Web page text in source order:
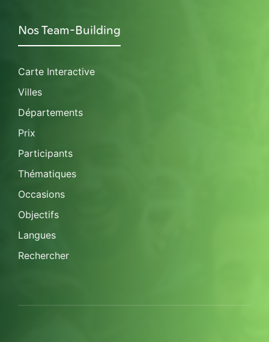
Nos Team-Building
Carte Interactive
Villes
Départements
Prix
Participants
Thématiques
Occasions
Objectifs
Langues
Rechercher